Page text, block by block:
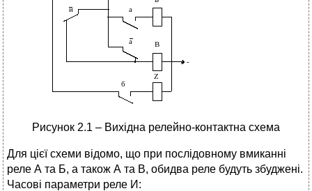
Рисунок 2.1 – Вихідна релейно-контактна схема
Для цієї схеми відомо, що при послідовному вмиканні
реле А та Б, а також А та В, обидва реле будуть збуджені.
Часові параметри реле И: